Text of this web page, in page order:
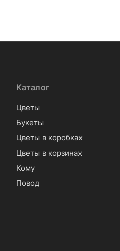
Каталог
Цветы
Букеты
Цветы в коробках
Цветы в корзинах
Кому
Повод